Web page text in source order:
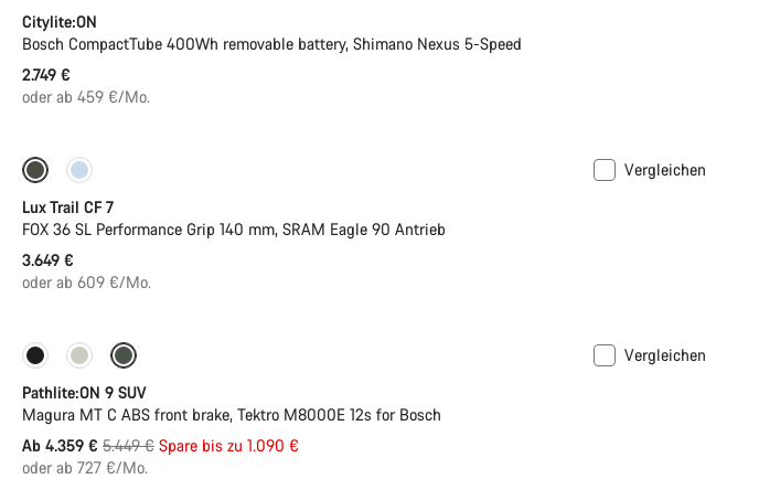
Citylite:ON
Bosch CompactTube 400Wh removable battery, Shimano Nexus 5-Speed
2.749 €
oder ab 459 €/Mo.
Neu
Vergleichen
Lux Trail CF 7
FOX 36 SL Performance Grip 140 mm, SRAM Eagle 90 Antrieb
3.649 €
oder ab 609 €/Mo.
-20%
Vergleichen
Pathlite:ON 9 SUV
Magura MT C ABS front brake, Tektro M8000E 12s for Bosch
Ab 4.359 € Ursprungspreis
5.449 € Spare bis zu 1.090 €
oder ab 727 €/Mo.